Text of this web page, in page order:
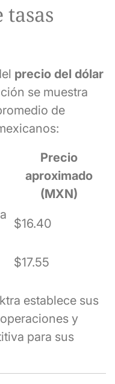
tasas
precio del dólar
se muestra
de
Precio
aproximado
(MXN)
$16.40
$17.55
establece sus
y
para sus